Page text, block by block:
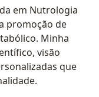
em Nutrologia
promoção de
Minha
visão
que